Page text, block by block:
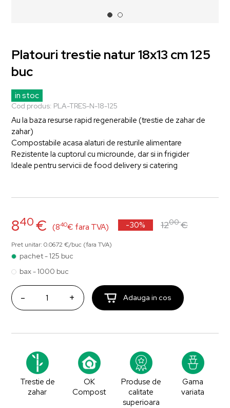
Platouri trestie natur 18x13 cm 125
buc
in stoc
Cod produs: PLA-TRES-N-18-125
Au la baza resurse rapid regenerabile (trestie de zahar de
zahar)
Compostabile acasa alaturi de resturile alimentare
Rezistente la cuptorul cu microunde, dar si in frigider
Ideale pentru servicii de food delivery si catering
840€ (840€ fara TVA) -30% 1200€
Pret unitar: 0.0672 €/buc (fara TVA)
pachet - 125 buc
bax - 1000 buc
- + Adauga in cos
Trestie de
zahar
OK
Compost
Produse de
calitate
superioara
Gama
variata